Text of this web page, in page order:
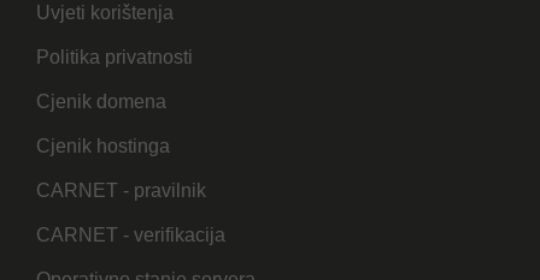
Uvjeti korištenja
Politika privatnosti
Cjenik domena
Cjenik hostinga
CARNET - pravilnik
CARNET - verifikacija